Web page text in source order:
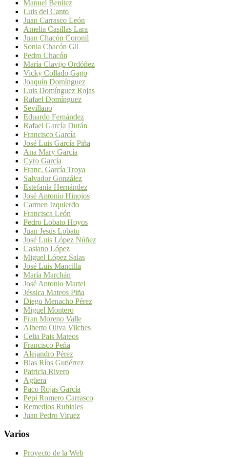
Manuel Benítez
Luis del Canto
Juan Carrasco León
Amelia Casillas Lara
Juan Chacón Coronil
Sonia Chacón Gil
Pedro Chacón
María Clavijo Ordóñez
Vicky Collado Gago
Joaquín Domínguez
Luis Domínguez Rojas
Rafael Domínguez
Sevillano
Eduardo Fernández
Rafael García Durán
Francisco García
José Luis García Piña
Ana Mary García
Cyro García
Franc. García Troya
Salvador González
Estefanía Hernández
José Antonio Hinojos
Carmen Izquierdo
Francisca León
Pedro Lobato Hoyos
Juan Jesús Lobato
José Luis López Núñez
Casiano López
Miguel López Salas
José Luis Mancilla
María Marchán
José Antonio Martel
Jéssica Mateos Piña
Diego Menacho Pérez
Miguel Montero
Fran Moreno Valle
Alberto Oliva Vilches
Celia Pais Mateos
Francisco Peña
Alejandro Pérez
Blas Ríos Gutiérrez
Patricia Rivero
Agüera
Paco Rojas García
Pepi Romero Carrasco
Remedios Rubiales
Juan Pedro Viruez
Varios
Proyecto de la Web